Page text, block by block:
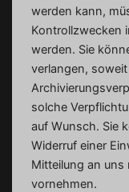
werden kann,
Kontrollzwecken
werden. Sie
verlangen,
solche
auf Wunsch. Sie
Widerruf einer
Mitteilung an uns
vornehmen.